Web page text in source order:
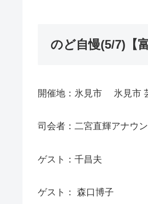
のど自慢(5/7)【
開催地：氷見市 氷見市
司会者：二宮直輝アナウ
ゲスト：千昌夫
ゲスト： 森口博子